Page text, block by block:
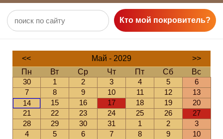
Кто мой покровитель?
<< Май - 2029
>>
Пн
Вт Ср Чт Пт Сб
Вс
30
1 2 3 4 5
6
7
8 9 10 11 12
13
14
15 16 17 18 19
20
21
22 23 24 25 26
27
28
29 30 31 1 2
3
4
5 6 7 8 9 10